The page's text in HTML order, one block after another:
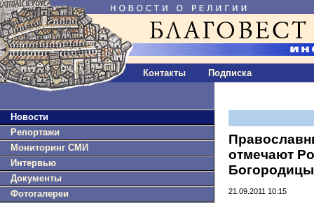
Контакты Подписка
Новости
Репортажи
Мониторинг СМИ
Интервью
Документы
Фотогалереи
отмечают
Богородицы
21.09.2011 10:15